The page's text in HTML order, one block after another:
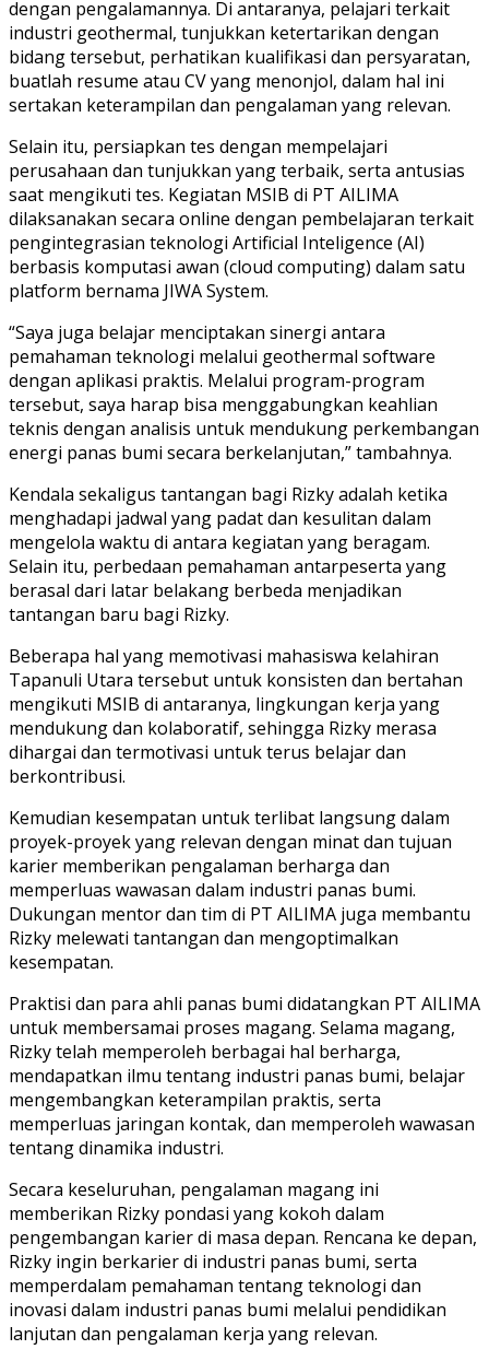
dengan pengalamannya. Di antaranya, pelajari terkait
industri geothermal, tunjukkan ketertarikan dengan
bidang tersebut, perhatikan kualifikasi dan persyaratan,
buatlah resume atau CV yang menonjol, dalam hal ini
sertakan keterampilan dan pengalaman yang relevan.
Selain itu, persiapkan tes dengan mempelajari
perusahaan dan tunjukkan yang terbaik, serta antusias
saat mengikuti tes. Kegiatan MSIB di PT AILIMA
dilaksanakan secara online dengan pembelajaran terkait
pengintegrasian teknologi Artificial Inteligence (AI)
berbasis komputasi awan (cloud computing) dalam satu
platform bernama JIWA System.
“Saya juga belajar menciptakan sinergi antara
pemahaman teknologi melalui geothermal software
dengan aplikasi praktis. Melalui program-program
tersebut, saya harap bisa menggabungkan keahlian
teknis dengan analisis untuk mendukung perkembangan
energi panas bumi secara berkelanjutan,” tambahnya.
Kendala sekaligus tantangan bagi Rizky adalah ketika
menghadapi jadwal yang padat dan kesulitan dalam
mengelola waktu di antara kegiatan yang beragam.
Selain itu, perbedaan pemahaman antarpeserta yang
berasal dari latar belakang berbeda menjadikan
tantangan baru bagi Rizky.
Beberapa hal yang memotivasi mahasiswa kelahiran
Tapanuli Utara tersebut untuk konsisten dan bertahan
mengikuti MSIB di antaranya, lingkungan kerja yang
mendukung dan kolaboratif, sehingga Rizky merasa
dihargai dan termotivasi untuk terus belajar dan
berkontribusi.
Kemudian kesempatan untuk terlibat langsung dalam
proyek-proyek yang relevan dengan minat dan tujuan
karier memberikan pengalaman berharga dan
memperluas wawasan dalam industri panas bumi.
Dukungan mentor dan tim di PT AILIMA juga membantu
Rizky melewati tantangan dan mengoptimalkan
kesempatan.
Praktisi dan para ahli panas bumi didatangkan PT AILIMA
untuk membersamai proses magang. Selama magang,
Rizky telah memperoleh berbagai hal berharga,
mendapatkan ilmu tentang industri panas bumi, belajar
mengembangkan keterampilan praktis, serta
memperluas jaringan kontak, dan memperoleh wawasan
tentang dinamika industri.
Secara keseluruhan, pengalaman magang ini
memberikan Rizky pondasi yang kokoh dalam
pengembangan karier di masa depan. Rencana ke depan,
Rizky ingin berkarier di industri panas bumi, serta
memperdalam pemahaman tentang teknologi dan
inovasi dalam industri panas bumi melalui pendidikan
lanjutan dan pengalaman kerja yang relevan.